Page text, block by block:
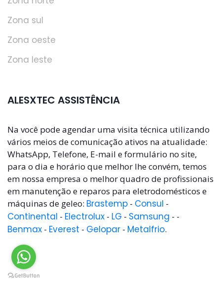
Zona sul
Zona oeste
Zona leste
ALESXTEC ASSISTÊNCIA
Na você pode agendar uma visita técnica utilizando
vários meios de comunicação ativos na atualidade:
WhatsApp, Telefone, E-mail e formulário no site,
para o dia e horário que melhor lhe convém, temos
em nossa empresa o melhor quadro de profissionais
em manutenção e reparos para eletrodomésticos e
máquinas de geleo: Brastemp - Consul -
Continental - Electrolux - LG - Samsung - -
Benmax - Everest - Gelopar - Metalfrio.